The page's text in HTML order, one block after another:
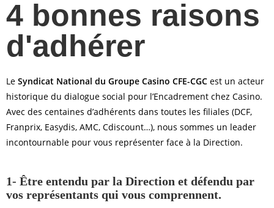
4 bonnes raisons
d'adhérer
Le Syndicat National du Groupe Casino CFE-CGC est un acteur
historique du dialogue social pour l’Encadrement chez Casino.
Avec des centaines d’adhérents dans toutes les filiales (DCF,
Franprix, Easydis, AMC, Cdiscount…), nous sommes un leader
incontournable pour vous représenter face à la Direction.
1- Être entendu par la Direction et défendu par
vos représentants qui vous comprennent.